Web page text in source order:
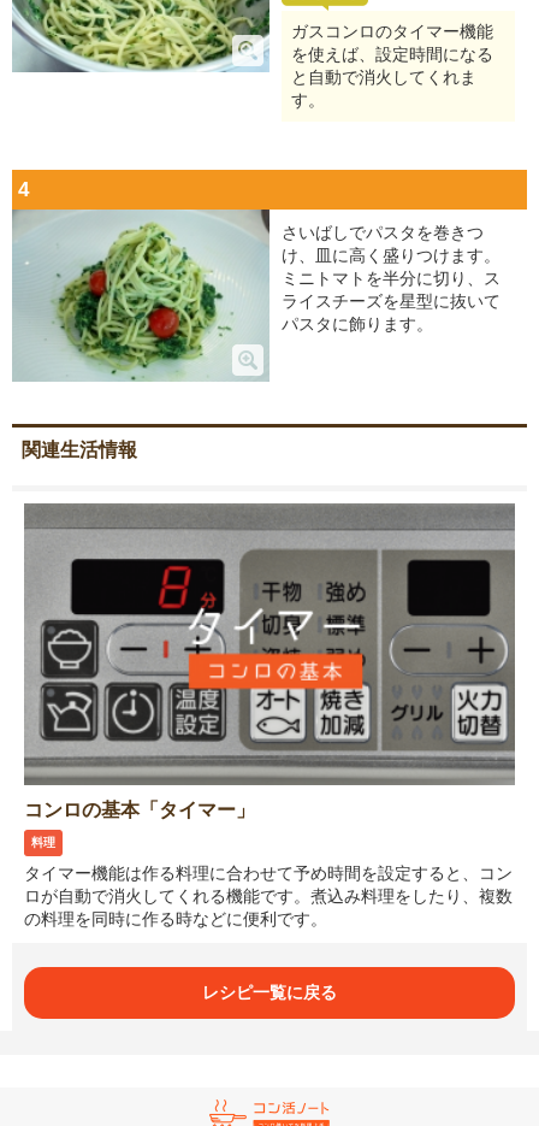
ガスコンロのタイマー機能
を使えば、設定時間になる
と自動で消火してくれま
す。
4
さいばしでパスタを巻きつ
け、皿に高く盛りつけます。
ミニトマトを半分に切り、ス
ライスチーズを星型に抜いて
パスタに飾ります。
関連生活情報
コンロの基本「タイマー」
料理
タイマー機能は作る料理に合わせて予め時間を設定すると、コン
ロが自動で消火してくれる機能です。煮込み料理をしたり、複数
の料理を同時に作る時などに便利です。
レシピ一覧に戻る